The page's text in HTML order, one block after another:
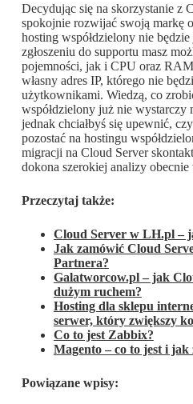
Decydując się na skorzystanie z
spokojnie rozwijać swoją markę
hosting współdzielony nie
zgłoszeniu do supportu masz
pojemności, jak i CPU oraz
własny adres IP, którego nie
użytkownikami. Wiedzą, co
współdzielony już nie wystarczy
jednak chciałbyś się upewnić,
pozostać na hostingu
migracji na Cloud Server
dokona szerokiej analizy
Przeczytaj także:
Cloud Server w LH.pl –
Jak zamówić Cloud
Partnera?
Galatworcow.pl – jak
dużym ruchem?
Hosting dla sklepu
serwer, który zwiększy
Co to jest Zabbix?
Magento – co to jest i jak
Powiązane wpisy: